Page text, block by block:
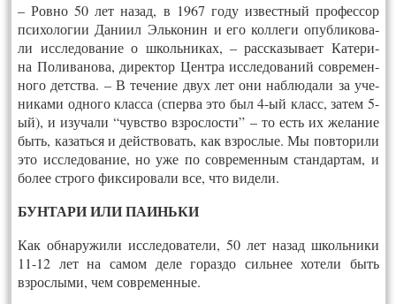
– Ров­но 50 лет на­зад, в 1967 го­ду из­вест­ный про­фес­сор
пси­холо­гии Да­ни­ил Эль­ко­нин и его кол­ле­ги опуб­ли­кова­
ли исс­ле­дова­ние о школь­ни­ках, – расс­ка­зыва­ет Ка­тери­
на По­лива­нова, ди­рек­тор Цент­ра исс­ле­дова­ний сов­ре­мен­
но­го детс­тва. – В те­чение двух лет они наб­лю­дали за уче­
ника­ми од­но­го клас­са (спер­ва это был 4-ый класс, за­тем 5-
ый), и изу­чали “чувс­тво взрос­лости” – то есть их же­лание
быть, ка­зать­ся и дей­ство­вать, как взрос­лые. Мы пов­то­рили
это исс­ле­дова­ние, но уже по сов­ре­мен­ным стан­дартам, и
бо­лее стро­го фик­си­рова­ли все, что ви­дели.
БУН­ТА­РИ ИЛИ ПА­ИНЬ­КИ
Как об­на­ружи­ли исс­ле­дова­тели, 50 лет на­зад школь­ни­ки
11-12 лет на са­мом де­ле го­раз­до силь­нее хо­тели быть
взрос­лы­ми, чем сов­ре­мен­ные.